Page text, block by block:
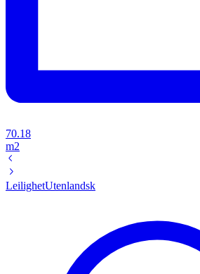
70.18
m2
LeilighetUtenlandsk